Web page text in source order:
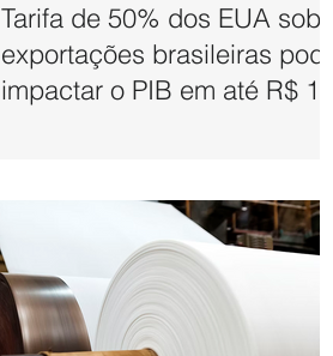
Tarifa de 50% dos EUA sobre
exportações brasileiras pode
impactar o PIB em até R$ 175